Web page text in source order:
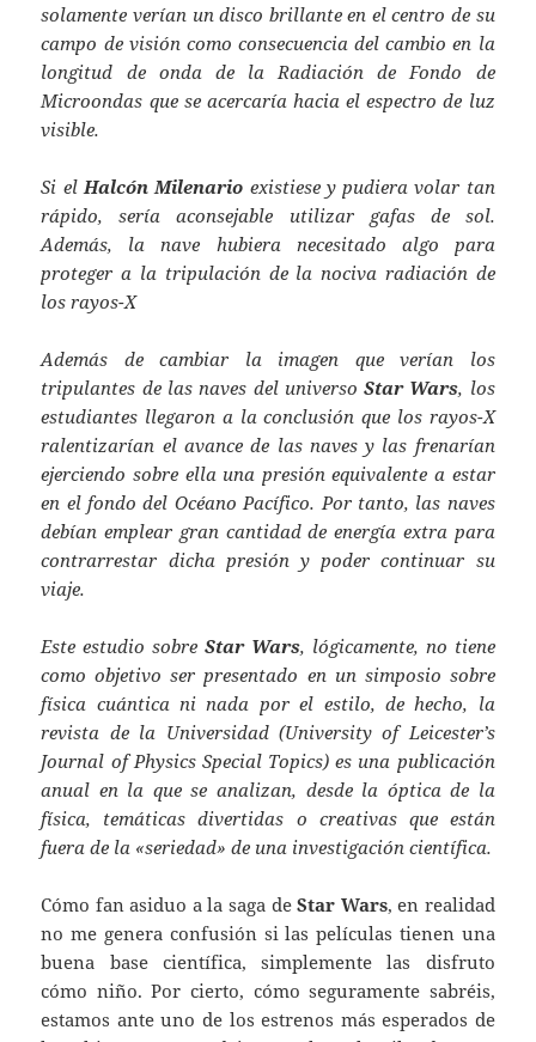
solamente verían un disco brillante en el centro de su
campo de visión como consecuencia del cambio en la
longitud de onda de la Radiación de Fondo de
Microondas que se acercaría hacia el espectro de luz
visible.
Si elHalcón Milenario existiese y pudiera volar tan
rápido, sería aconsejable utilizar gafas de sol.
Además, la nave hubiera necesitado algo para
proteger a la tripulación de la nociva radiación de
los rayos-X
Además de cambiar la imagen que verían los
tripulantes de las naves del universoStar Wars, los
estudiantes llegaron a la conclusión que los rayos-X
ralentizarían el avance de las naves y las frenarían
ejerciendo sobre ella una presión equivalente a estar
en el fondo del Océano Pacífico. Por tanto, las naves
debían emplear gran cantidad de energía extra para
contrarrestar dicha presión y poder continuar su
viaje.
Este estudio sobreStar Wars, lógicamente, no tiene
como objetivo ser presentado en un simposio sobre
física cuántica ni nada por el estilo, de hecho, la
revista de la Universidad (University of Leicester’s
Journal of Physics Special Topics) es una publicación
anual en la que se analizan, desde la óptica de la
física, temáticas divertidas o creativas que están
fuera de la «seriedad» de una investigación científica.
Cómo fan asiduo a la saga deStar Wars, en realidad
no me genera confusión si las películas tienen una
buena base científica, simplemente las disfruto
cómo niño. Por cierto, cómo seguramente sabréis,
estamos ante uno de los estrenos más esperados de